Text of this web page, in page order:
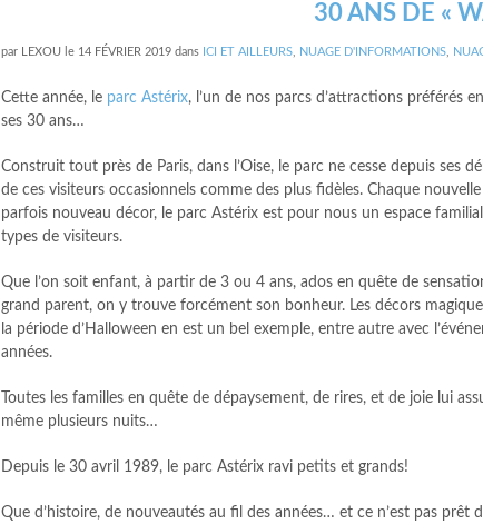
30 ANS DE «
par LEXOU le 14 FÉVRIER 2019 dans ICI ET AILLEURS NUAGE D'INFORMATIONS
Cette année, le parc Astérix, l’un de nos parcs d’attractions préférés
ses 30 ans…
Construit tout près de Paris, dans l’Oise, le parc ne cesse depuis ses
de ces visiteurs occasionnels comme des plus fidèles. Chaque
parfois nouveau décor, le parc Astérix est pour nous un espace
types de visiteurs.
Que l’on soit enfant, à partir de 3 ou 4 ans, ados en quête de
grand parent, on y trouve forcément son bonheur. Les décors
la période d’Halloween en est un bel exemple, entre autre avec
années.
Toutes les familles en quête de dépaysement, de rires, et de joie lui
même plusieurs nuits…
Depuis le 30 avril 1989, le parc Astérix ravi petits et grands!
Que d’histoire, de nouveautés au fil des années… et ce n’est pas prêt